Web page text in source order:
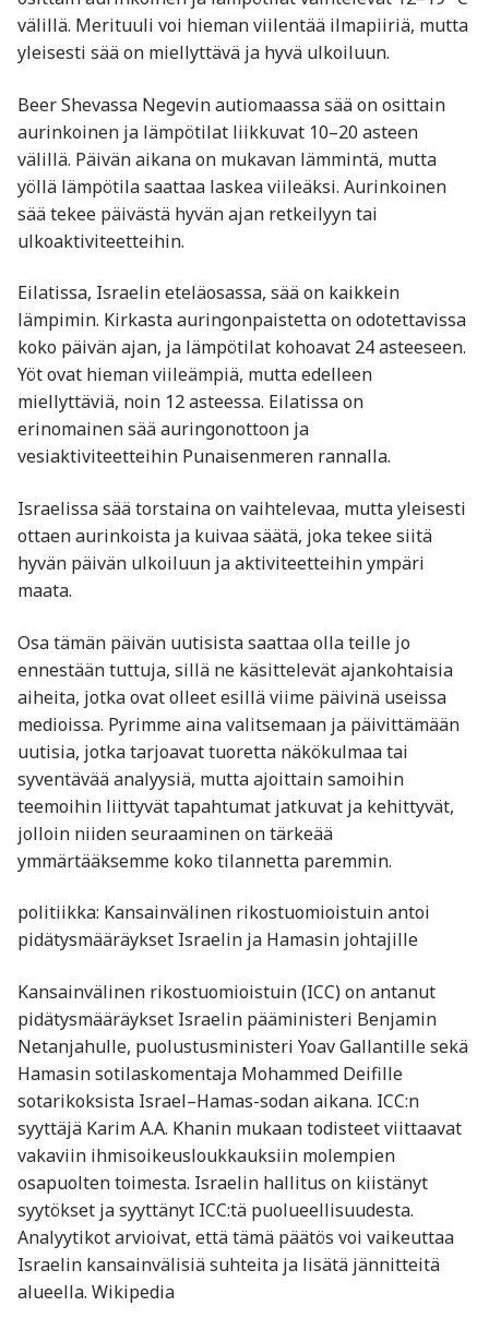
välillä. Merituuli voi hieman viilentää ilmapiiriä, mutta
yleisesti sää on miellyttävä ja hyvä ulkoiluun.
Beer Shevassa Negevin autiomaassa sää on osittain
aurinkoinen ja lämpötilat liikkuvat 10–20 asteen
välillä. Päivän aikana on mukavan lämmintä, mutta
yöllä lämpötila saattaa laskea viileäksi. Aurinkoinen
sää tekee päivästä hyvän ajan retkeilyyn tai
ulkoaktiviteetteihin.
Eilatissa, Israelin eteläosassa, sää on kaikkein
lämpimin. Kirkasta auringonpaistetta on odotettavissa
koko päivän ajan, ja lämpötilat kohoavat 24 asteeseen.
Yöt ovat hieman viileämpiä, mutta edelleen
miellyttäviä, noin 12 asteessa. Eilatissa on
erinomainen sää auringonottoon ja
vesiaktiviteetteihin Punaisenmeren rannalla.
Israelissa sää torstaina on vaihtelevaa, mutta yleisesti
ottaen aurinkoista ja kuivaa säätä, joka tekee siitä
hyvän päivän ulkoiluun ja aktiviteetteihin ympäri
maata.
Osa tämän päivän uutisista saattaa olla teille jo
ennestään tuttuja, sillä ne käsittelevät ajankohtaisia
aiheita, jotka ovat olleet esillä viime päivinä useissa
medioissa. Pyrimme aina valitsemaan ja päivittämään
uutisia, jotka tarjoavat tuoretta näkökulmaa tai
syventävää analyysiä, mutta ajoittain samoihin
teemoihin liittyvät tapahtumat jatkuvat ja kehittyvät,
jolloin niiden seuraaminen on tärkeää
ymmärtääksemme koko tilannetta paremmin.
politiikka: Kansainvälinen rikostuomioistuin antoi
pidätysmääräykset Israelin ja Hamasin johtajille
Kansainvälinen rikostuomioistuin (ICC) on antanut
pidätysmääräykset Israelin pääministeri Benjamin
Netanjahulle, puolustusministeri Yoav Gallantille sekä
Hamasin sotilaskomentaja Mohammed Deifille
sotarikoksista Israel–Hamas-sodan aikana. ICC:n
syyttäjä Karim A.A. Khanin mukaan todisteet viittaavat
vakaviin ihmisoikeusloukkauksiin molempien
osapuolten toimesta. Israelin hallitus on kiistänyt
syytökset ja syyttänyt ICC:tä puolueellisuudesta.
Analyytikot arvioivat, että tämä päätös voi vaikeuttaa
Israelin kansainvälisiä suhteita ja lisätä jännitteitä
alueella. Wikipedia